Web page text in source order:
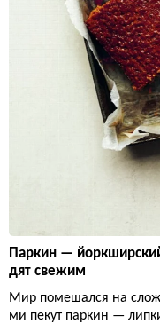
Паркин —
дят свежим
Мир помешался на
ми пекут паркин —